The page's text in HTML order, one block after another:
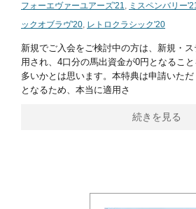
フォーエヴァーユアーズ'21, ミスペンバリー
ックオブラヴ'20, レトロクラシック'20
新規でご入会をご検討中の方は、新規・
用され、4口分の馬出資金が0円となるこ
多いかとは思います。本特典は申請いた
となるため、本当に適用さ
続きを見る